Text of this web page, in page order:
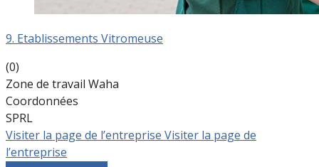
9. Etablissements Vitromeuse
(0)
Zone de travail Waha
Coordonnées
SPRL
Visiter la page de l’entreprise Visiter la page de
l’entreprise